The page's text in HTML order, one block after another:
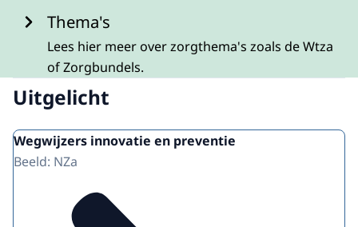
Thema's
Lees hier meer over zorgthema's zoals de Wtza
of Zorgbundels.
Uitgelicht
Wegwijzers innovatie en preventie
Beeld: NZa